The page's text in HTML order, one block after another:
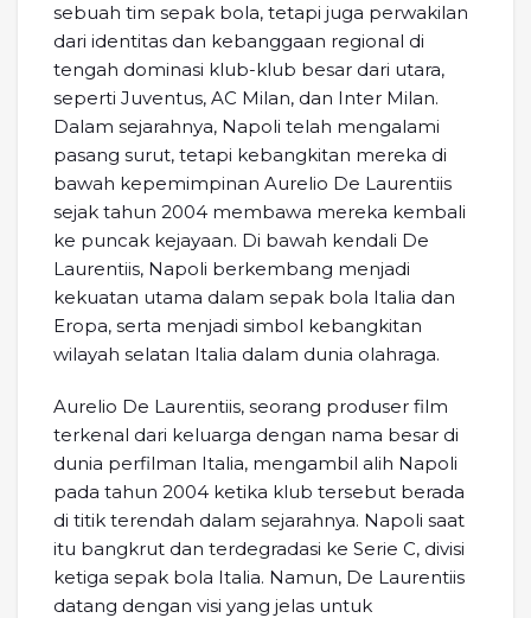
sebuah tim sepak bola, tetapi juga perwakilan
dari identitas dan kebanggaan regional di
tengah dominasi klub-klub besar dari utara,
seperti Juventus, AC Milan, dan Inter Milan.
Dalam sejarahnya, Napoli telah mengalami
pasang surut, tetapi kebangkitan mereka di
bawah kepemimpinan Aurelio De Laurentiis
sejak tahun 2004 membawa mereka kembali
ke puncak kejayaan. Di bawah kendali De
Laurentiis, Napoli berkembang menjadi
kekuatan utama dalam sepak bola Italia dan
Eropa, serta menjadi simbol kebangkitan
wilayah selatan Italia dalam dunia olahraga.
Aurelio De Laurentiis, seorang produser film
terkenal dari keluarga dengan nama besar di
dunia perfilman Italia, mengambil alih Napoli
pada tahun 2004 ketika klub tersebut berada
di titik terendah dalam sejarahnya. Napoli saat
itu bangkrut dan terdegradasi ke Serie C, divisi
ketiga sepak bola Italia. Namun, De Laurentiis
datang dengan visi yang jelas untuk